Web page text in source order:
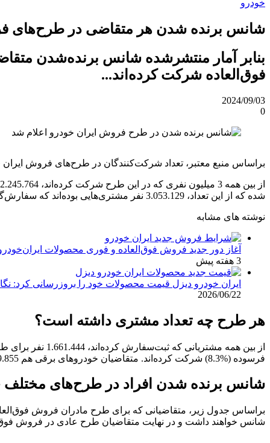
خودرو
شانس برنده شدن هر متقاضی در طرح‌های
بنابر آمار منتشرشده شانس برنده‌شدن
فوق‌العاده شرکت کرده‌اند...
2024/09/03
0
براساس منبع معتبر، تعداد شرکت‌کنندگان در طرح‌های فروش ایران خودرو از مرز 3 میلیون نفر عبور کرده و به 3.053.129 نفر رسیده است. در ادامه باما همراه باشید تا
شده که از این تعداد، 3.053.129 نفر مشتری‌هایی بوده‌اند که سفارش‌گذاری کرده‌اند.
نوشته های مشابه
آغاز دور جدید فروش فوق‌العاده و فوری محصولات
3 هفته پیش
ایران خودرو دیزل قیمت محصولات خود را بروزرسانی کرد: نگاهی
2026/06/22
هر طرح چه تعداد مشتری داشته است؟
فرسوده (%8.3) شرکت کرده‌اند. متقاضیان خودروهای برقی هم 69.855 نفر (%2.3) اعلام شده‌اند.
شانس برنده شدن افراد در طرح‌های
شانس خواهند داشت و در نهایت متقاضیان طرح عادی در فروش فوق‌العاده %0.75 و در پیش‌فروش %5.91 شانس